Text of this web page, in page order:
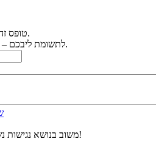
טופס זה נועד להזנת משוב בנושא נגישות בלבד.
לתשומת ליבכם – לא יינתן מענה לפניות בנושאים אחרים.
משוב בנושא נגישות נשלח בהצלחה, תודה על שיתוף הפעולה!